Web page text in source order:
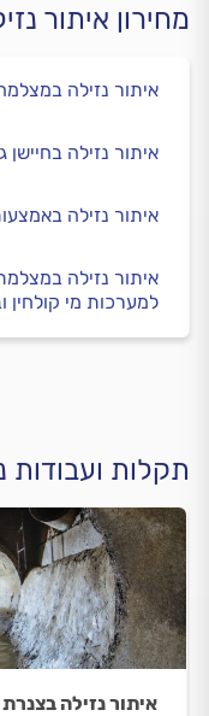
מחירון איתור
איתור נזילה
איתור נזילה בחיישן
איתור נזילה
איתור נזילה
למערכות מי קולחין
תקלות ועבודות
איתור נזילה